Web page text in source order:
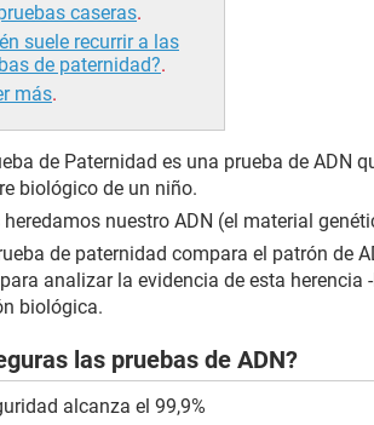
caseras.
suele recurrir a las
de paternidad?.
más.
de Paternidad es una prueba de ADN
biológico de un niño.
heredamos nuestro ADN (el material
de paternidad compara el patrón de
analizar la evidencia de esta
biológica.
las pruebas de ADN?
alcanza el 99,9%